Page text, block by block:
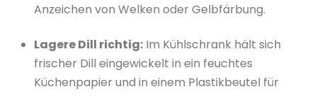
Anzeichen von Welken oder Gelbfärbung.
Lagere Dill richtig: Im Kühlschrank hält sich
frischer Dill eingewickelt in ein feuchtes
Küchenpapier und in einem Plastikbeutel für